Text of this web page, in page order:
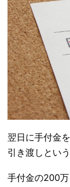
翌日に手付金
引き渡しとい
手付金の200